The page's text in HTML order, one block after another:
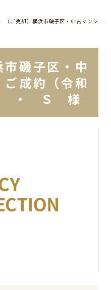
（ご売却）横浜市磯子区・中古マンション・ご成約（令和４年４月） Ｃ ・ Ｓ 様
市磯子区・中
成約（令和
・ Ｓ 様